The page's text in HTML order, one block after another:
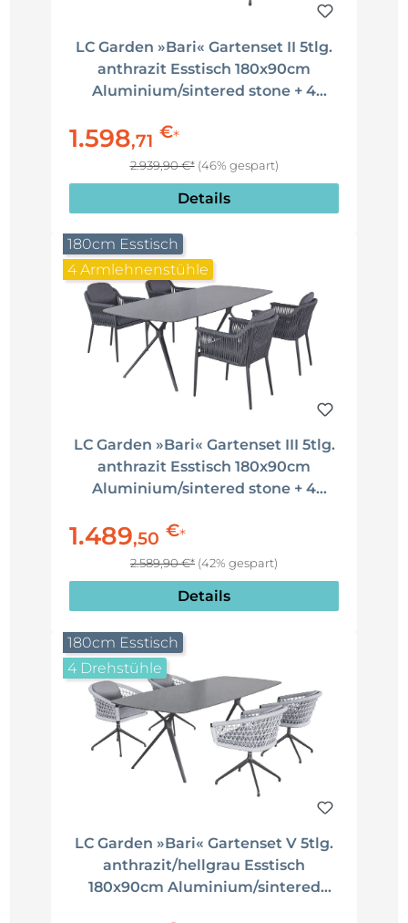
LC Garden »Bari« Gartenset II 5tlg.
anthrazit Esstisch 180x90cm
Aluminium/sintered stone + 4
Sitzgruppe
1.598,71 €*
2.939,90 €* (46% gespart)
Details
180cm Esstisch
4 Armlehnenstühle
LC Garden »Bari« Gartenset III 5tlg.
anthrazit Esstisch 180x90cm
Aluminium/sintered stone + 4
1.489,50 €*
2.589,90 €* (42% gespart)
Details
180cm Esstisch
4 Drehstühle
LC Garden »Bari« Gartenset V 5tlg.
anthrazit/hellgrau Esstisch
180x90cm Aluminium/sintered